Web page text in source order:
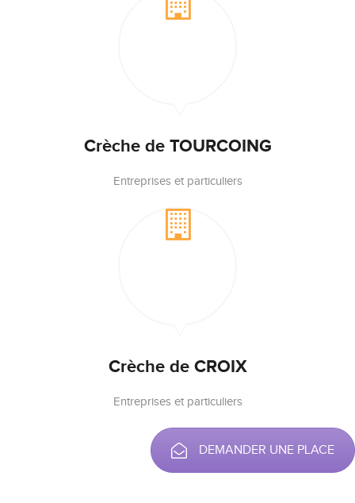
Crèche de TOURCOING
Entreprises et particuliers
Crèche de CROIX
Entreprises et particuliers
DEMANDER UNE PLACE